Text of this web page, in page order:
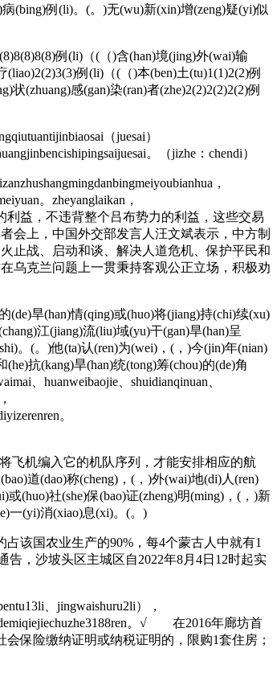
(bing)例(li)。(。)无(wu)新(xin)增(zeng)疑(yi)似
例(li)（(（)含(han)境(jing)外(wai)输
例(li)（(（)本(ben)土(tu)1(1)2(2)例
(zhuang)感(gan)染(ran)者(zhe)2(2)2(2)2(2)例
（juesai）
。（jizhe：chendi）
，
。zheyanglaikan，
利益，不违背整个吕布势力的利益，这些交易
上，中国外交部发言人汪文斌表示，中方制
止战、启动和谈、解决人道危机、保护平民和
乌克兰问题上一贯秉持客观公正立场，积极劝
旱(han)情(qing)或(huo)将(jiang)持(chi)续(xu)
江(jiang)流(liu)域(yu)干(gan)旱(han)呈
。(。)他(ta)认(ren)为(wei)，(，)今(jin)年(nian)
抗(kang)旱(han)统(tong)筹(chou)的(de)角
、huanweibaojie、shuidianqinuan、
。
机编入它的机队序列，才能安排相应的航
道(dao)称(cheng)，(，)外(wai)地(di)人(ren)
(huo)社(she)保(bao)证(zheng)明(ming)，(，)新
一(yi)消(xiao)息(xi)。(。)
该国农业生产的90%，每4个蒙古人中就有1
，沙坡头区主城区自2022年8月4日12时起实
、jingwaishuru2li），
。√ 在2016年廊坊首
保险缴纳证明或纳税证明的，限购1套住房；